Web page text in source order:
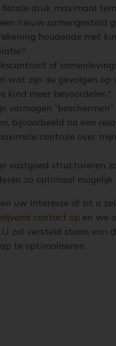
druk maximaal
nieuw samengesteld
houdende met
of
wat zijn de gevolgen op
kind meer bevoordelen?
vermogen
bijvoorbeeld na een
controle over
vastgoed structureren
zo optimaal mogelijk
uw interesse of zit u
contact op en we
zal versteld staan van
te optimaliseren.